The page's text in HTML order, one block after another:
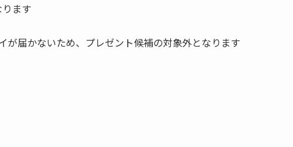
ます
届かないため、プレゼント候補の対象外となります